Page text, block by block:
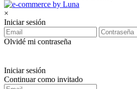
×
Iniciar sesión
Olvidé mi contraseña
Iniciar sesión
Continuar como invitado